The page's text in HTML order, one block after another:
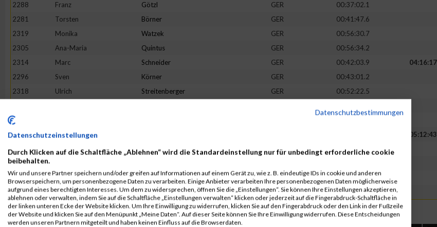
2288
Franz Götzl GER
00:37:02.1
2281
Torsten Börner GER
00:41:47.6
2319
Monika Watzek GER
00:56:30.7
2305
Ana-Maria Quintus GER
00:56:34.2
2314
Marc Schneider GER 00:42:03.9
04:16:17
2296
Sven Körner GER
00:43:01.2
2318
Ulrich Streitenberger GER
00:52:22.5
2293
2310
Harald
05:12:43
2297
Susanne Kuhlmey GER
00:59:55.5
2307
2279
Grazyna Belik GER
01:04:19.2
2278
Michael Bahrstadt GER 01:12:54.5
Rang:25.
Datenschutzbestimmungen
Datenschutzeinstellungen
Durch Klicken auf die Schaltfläche „Ablehnen“ wird die Standardeinstellung nur für unbedingt erforderliche cookie
beibehalten.
Wir und unsere Partner speichern und/oder greifen auf Informationen auf einem Gerät zu, wie z. B. eindeutige IDs in cookie und anderen
Browserspeichern, um personenbezogene Daten zu verarbeiten. Einige Anbieter verarbeiten Ihre personenbezogenen Daten möglicherweise
aufgrund eines berechtigten Interesses. Um dem zu widersprechen, öffnen Sie die „Einstellungen“. Sie können Ihre Einstellungen akzeptieren,
ablehnen oder verwalten, indem Sie auf die Schaltfläche „Einstellungen verwalten“ klicken oder jederzeit auf die Fingerabdruck-Schaltfläche in
der linken unteren Ecke der Website klicken. Um Ihre Einwilligung zu widerrufen, klicken Sie auf den Fingerabdruck oder den Link in der Fußzeile
der Website und klicken Sie auf den Menüpunkt „Meine Daten“. Auf dieser Seite können Sie Ihre Einwilligung widerrufen. Diese Entscheidungen
werden unseren Partnern mitgeteilt und haben keinen Einfluss auf die Browserdaten.